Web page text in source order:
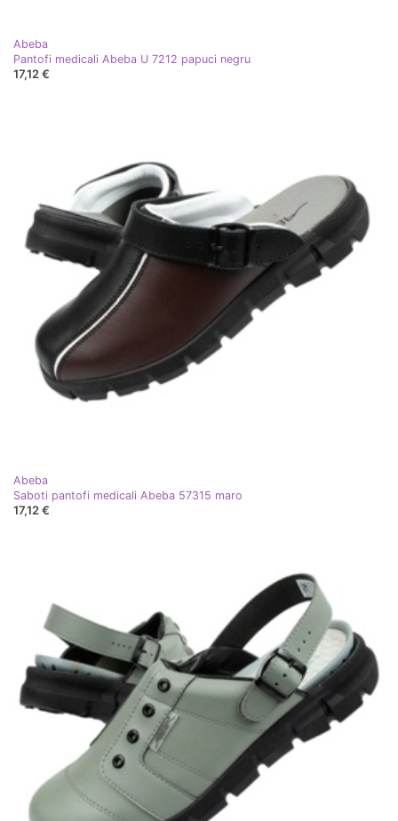
Abeba
Pantofi medicali Abeba U 7212 papuci negru
17,12 €
Abeba
Saboti pantofi medicali Abeba 57315 maro
17,12 €